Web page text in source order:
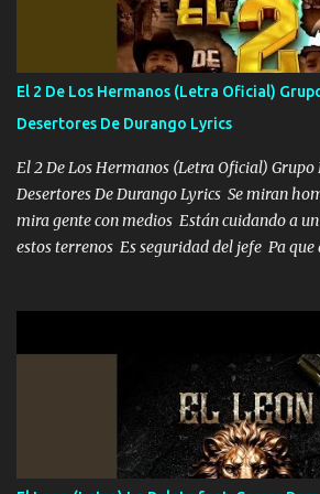
más brilla, lo ves Pa' mi la vida es tan
tu vida, y está bien Porque lo que tengo
escribiendo y la otra me va a llamar Quiere
la invite a cenar Otras más me están
bailar Pero es que tengo un par de
mueven solo por el interés P...
El 2 De Los Hermanos (Letra Oficial)
Desertores De Durango Lyrics
El 2 De Los Hermanos (Letra Oficial) Grupo
Desertores De Durango Lyrics Se miran
mira gente con medios Están cuidando a
estos terrenos Es seguridad del jefe Pa
ni tampoco las mujeres porque es platica
que estar alegres doy las instrucciones para
Música Si es que salta algún problema de
ahí está el Hombre Cuarenta y también
cualquier problema no más es cuestión que
FALTA UN HERMANO DE CLAVE ERA EL